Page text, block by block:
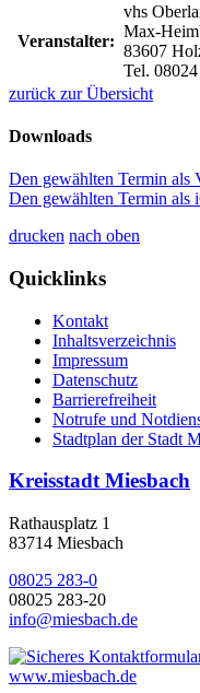
Veranstalter:
vhs
Max-
83607
Tel.
zurück zur Übersicht
Downloads
Den gewählten Termin als
Den gewählten Termin als
drucken nach oben
Quicklinks
Kontakt
Inhaltsverzeichnis
Impressum
Datenschutz
Barrierefreiheit
Notrufe und
Stadtplan der Stadt
Kreisstadt Miesbach
Rathausplatz 1
83714 Miesbach
08025 283-0
08025 283-20
info@miesbach.de
www.miesbach.de